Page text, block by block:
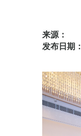
来源：
发布日期：